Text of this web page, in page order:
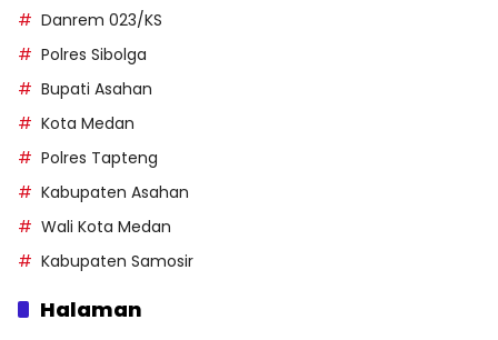
Danrem 023/KS
Polres Sibolga
Bupati Asahan
Kota Medan
Polres Tapteng
Kabupaten Asahan
Wali Kota Medan
Kabupaten Samosir
Halaman